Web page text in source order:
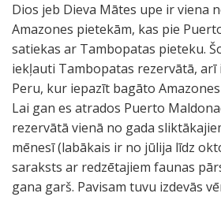
Dios jeb Dieva Mātes upe ir viena
Amazones pietekām, kas pie
satiekas ar Tambopatas pieteku.
iekļauti Tambopatas rezervātā, arī
Peru, kur iepazīt bagāto
Lai gan es atrados Puerto
rezervātā vienā no gada
mēnesī (labākais ir no jūlija līdz
saraksts ar redzētajiem faunas
gana garš. Pavisam tuvu izdevās